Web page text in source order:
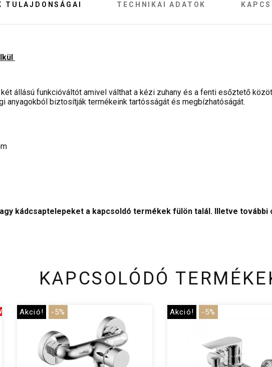
TULAJDONSÁGAI TECHNIKAI ADATOK
állású funkcióváltót amivel válthat a kézi zuhany és a fenti esőztető
anyagokból biztosítják termékeink tartósságát és megbízhatóságát.
kádcsaptelepeket a kapcsoldó termékek fülön talál. Illetve
KAPCSOLÓDÓ
Akció! -5% Akció! -5%